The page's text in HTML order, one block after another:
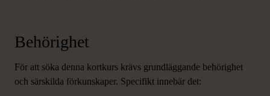
Behörighet
För att söka denna kortkurs krävs grundläggande behörighet
och särskilda förkunskaper. Specifikt innebär det: